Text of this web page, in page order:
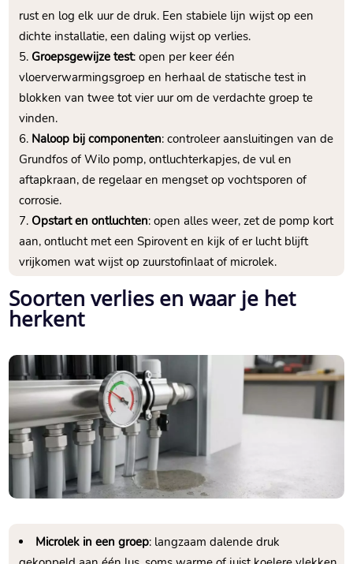
rust en log elk uur de druk.​ Een stabiele lijn wijst op een
dichte installatie, een daling wijst op verlies.​
Groepsgewijze test: open per keer één
vloerverwarmingsgroep en herhaal de statische test in
blokken van twee tot vier uur om de verdachte groep te
vinden.​
Naloop bij componenten: controleer aansluitingen van de
Grundfos of Wilo pomp, ontluchterkapjes, de vul en
aftapkraan, de regelaar en mengset op vochtsporen of
corrosie.​
Opstart en ontluchten: open alles weer, zet de pomp kort
aan, ontlucht met een Spirovent en kijk of er lucht blijft
vrijkomen wat wijst op zuurstofinlaat of microlek.​
Soorten verlies en waar je het
herkent
Microlek in een groep: langzaam dalende druk